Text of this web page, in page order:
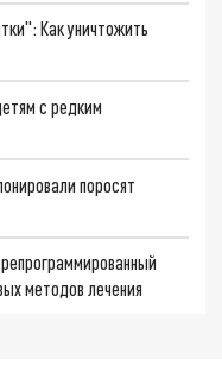
Как уничтожить
с редким
поросят
методов лечения